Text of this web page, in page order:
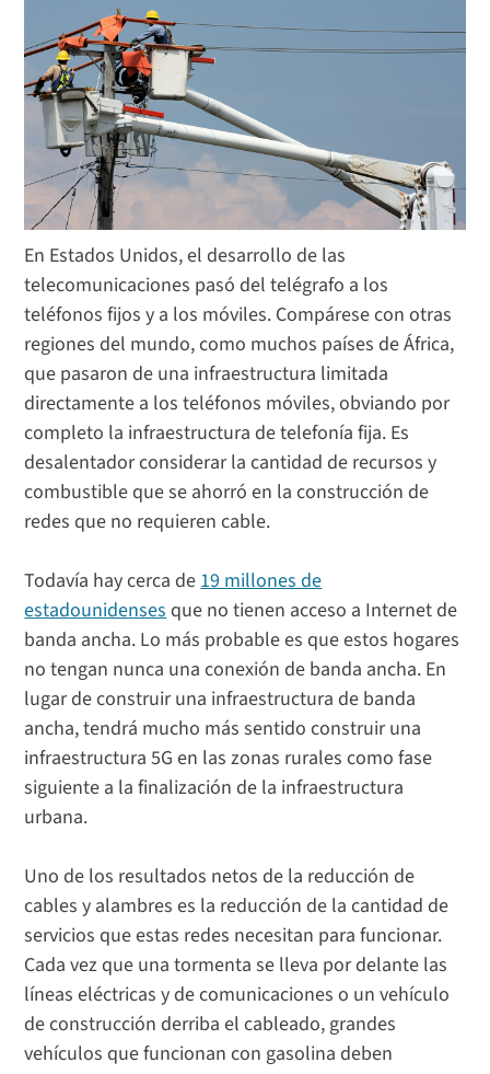
En Estados Unidos, el desarrollo de las
telecomunicaciones pasó del telégrafo a los
teléfonos fijos y a los móviles. Compárese con otras
regiones del mundo, como muchos países de África,
que pasaron de una infraestructura limitada
directamente a los teléfonos móviles, obviando por
completo la infraestructura de telefonía fija. Es
desalentador considerar la cantidad de recursos y
combustible que se ahorró en la construcción de
redes que no requieren cable.
Todavía hay cerca de19 millones de
estadounidensesque no tienen acceso a Internet de
banda ancha. Lo más probable es que estos hogares
no tengan nunca una conexión de banda ancha. En
lugar de construir una infraestructura de banda
ancha, tendrá mucho más sentido construir una
infraestructura 5G en las zonas rurales como fase
siguiente a la finalización de la infraestructura
urbana.
Uno de los resultados netos de la reducción de
cables y alambres es la reducción de la cantidad de
servicios que estas redes necesitan para funcionar.
Cada vez que una tormenta se lleva por delante las
líneas eléctricas y de comunicaciones o un vehículo
de construcción derriba el cableado, grandes
vehículos que funcionan con gasolina deben